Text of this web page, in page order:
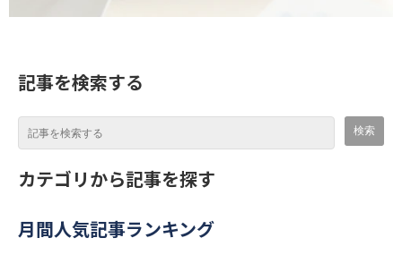
記事を検索する
カテゴリから記事を探す
月間人気記事ランキング